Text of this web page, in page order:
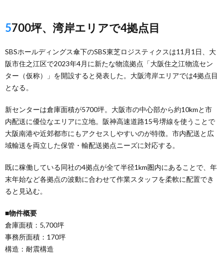
5700坪、湾岸エリアで4拠点目
SBSホールディングス傘下のSBS東芝ロジスティクスは11月1日、大
阪市住之江区で2023年4月に新たな物流拠点「大阪住之江物流セン
ター（仮称）」を開設すると発表した。大阪湾岸エリアでは4拠点目
となる。
新センターは倉庫面積が5700坪。大阪市の中心部から約10kmと市
内配送に優位なエリアに立地。阪神高速道路15号堺線を使うことで
大阪南港や近郊都市にもアクセスしやすいのが特徴。市内配送と広
域輸送を両立した保管・輸配送拠点ニーズに対応する。
既に稼働している同社の4拠点が全て半径1km圏内にあることで、年
末年始など各拠点の波動に合わせて作業スタッフを柔軟に配置でき
ると見込む。
■物件概要
倉庫面積：5,700坪
事務所面積：170坪
構造：耐震構造